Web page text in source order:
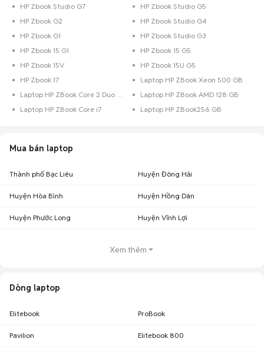
HP Zbook Studio G7
HP Zbook Studio G5
HP Zbook G2
HP Zbook Studio G4
HP Zbook G1
HP Zbook Studio G3
HP Zbook 15 G1
HP Zbook 15 G5
HP Zbook 15V
HP Zbook 15U G5
HP Zbook 17
Laptop HP ZBook Xeon 500 GB
Laptop HP ZBook Core 2 Duo Dưới 128 GB
Laptop HP ZBook AMD 128 GB
Laptop HP ZBook Core i7
Laptop HP ZBook256 GB
Mua bán laptop
Thành phố Bạc Liêu Huyện Đông Hải
Huyện Hòa Bình Huyện Hồng Dân
Huyện Phước Long Huyện Vĩnh Lợi
Xem thêm
Dòng laptop
Elitebook ProBook
Pavilion Elitebook 800